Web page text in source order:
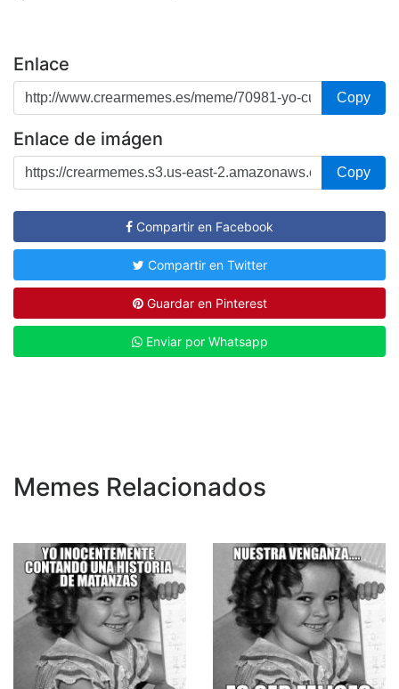
Enlace
Copy
Enlace de imágen
Copy
Compartir en Facebook
Compartir en Twitter
Guardar en Pinterest
Enviar por Whatsapp
Memes Relacionados